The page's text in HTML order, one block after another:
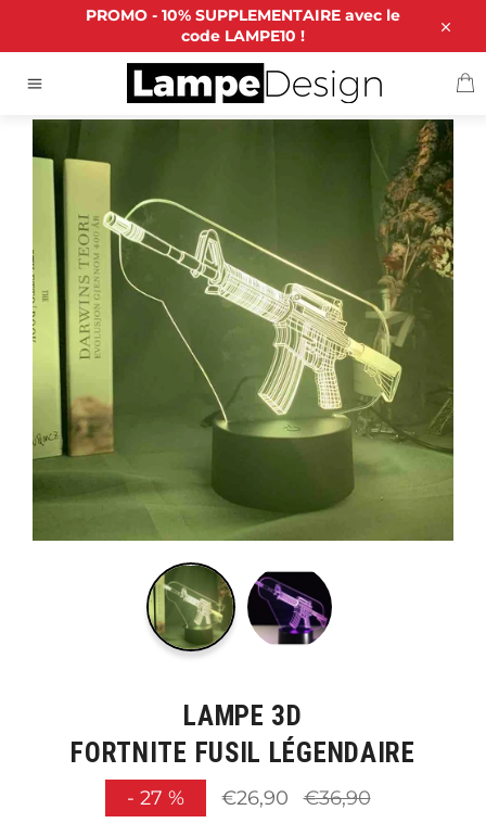
contenu
PROMO - 10% SUPPLEMENTAIRE avec le
code LAMPE10 !
ACCUEIL LAMPE 3D FORTNITE FUSIL LÉGENDAIRE
LAMPE 3D
FORTNITE FUSIL LÉGENDAIRE
- 27 % €26,90 Prix
régulier
€36,90